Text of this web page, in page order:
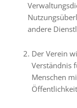
andere
Der Verein
Verständnis
Menschen